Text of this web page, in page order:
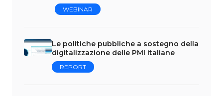
WEBINAR
Le politiche pubbliche a sostegno della
digitalizzazione delle PMI italiane
REPORT